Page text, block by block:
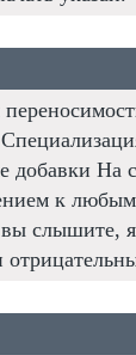
На
к
слышите,